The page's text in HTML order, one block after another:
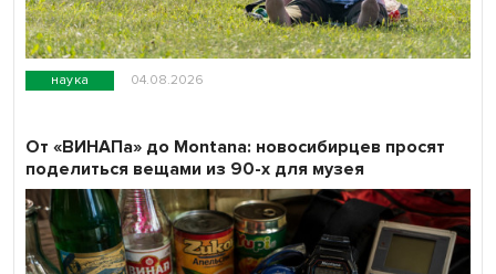
наука 04.08.2026
От «ВИНАПа» до Montana: новосибирцев просят
поделиться вещами из 90-х для музея